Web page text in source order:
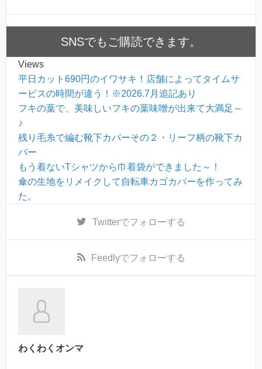
SNSでもご購読できます。
Views
平日カット690円のイワサキ！店舗によってタイムサ
ービスの時間が違う！※2026.7月追記あり
フキの葉で、美味しいフキの葉味噌が出来て大満足～
♪
残り毛糸で編む靴下カバーその２・リーフ柄の靴下カ
バー
もう着ないTシャツから巾着袋ができました～！
傘の生地をリメイクして自転車カゴカバーを作ってみ
た。
Twitterでフォローする
Feedlyでフォローする
わくわくオンマ